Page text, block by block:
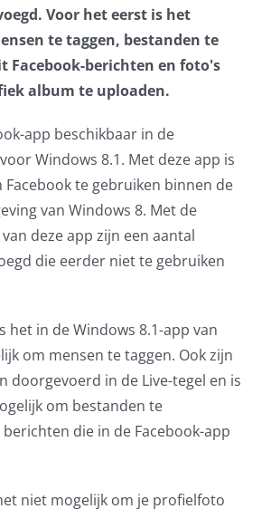
licenties
Voor het eerst is het
te taggen, bestanden te
Facebook-berichten en foto's
album te uploaden.
app beschikbaar in de
Windows 8.1. Met deze app is
te gebruiken binnen de
van Windows 8. Met de
deze app zijn een aantal
die eerder niet te gebruiken
het in de Windows 8.1-app van
om mensen te taggen. Ook zijn
doorgevoerd in de Live-tegel en is
om bestanden te
die in de Facebook-app
niet mogelijk om je profielfoto